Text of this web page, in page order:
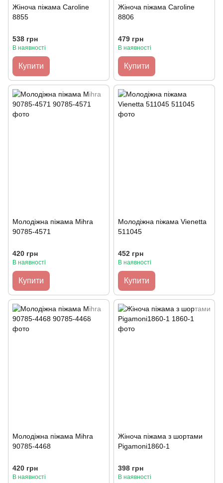
Жіноча піжама Caroline
8855
538 грн
В наявності
Купити
Жіноча піжама Caroline
8806
479 грн
В наявності
Купити
Молодіжна піжама Mihra
90785-4571
420 грн
В наявності
Купити
Молодіжна піжама Vienetta
511045
452 грн
В наявності
Купити
Молодіжна піжама Mihra
90785-4468
420 грн
В наявності
Жіноча піжама з шортами
Pigamoni1860-1
398 грн
В наявності